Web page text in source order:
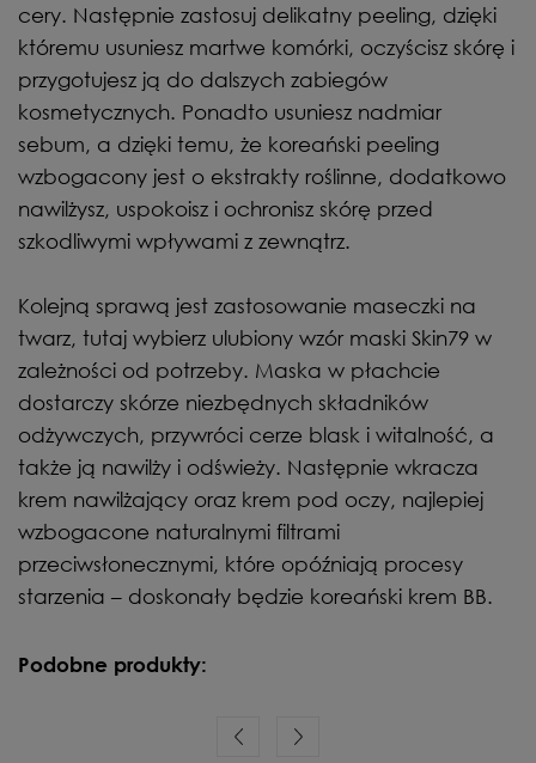
cery. Następnie zastosuj delikatny peeling, dzięki
któremu usuniesz martwe komórki, oczyścisz skórę i
przygotujesz ją do dalszych zabiegów
kosmetycznych. Ponadto usuniesz nadmiar
sebum, a dzięki temu, że koreański peeling
wzbogacony jest o ekstrakty roślinne, dodatkowo
nawilżysz, uspokoisz i ochronisz skórę przed
szkodliwymi wpływami z zewnątrz.
Kolejną sprawą jest zastosowanie maseczki na
twarz, tutaj wybierz ulubiony wzór maski Skin79 w
zależności od potrzeby. Maska w płachcie
dostarczy skórze niezbędnych składników
odżywczych, przywróci cerze blask i witalność, a
także ją nawilży i odświeży. Następnie wkracza
krem nawilżający oraz krem pod oczy, najlepiej
wzbogacone naturalnymi filtrami
przeciwsłonecznymi, które opóźniają procesy
starzenia – doskonały będzie koreański krem BB.
Podobne produkty: